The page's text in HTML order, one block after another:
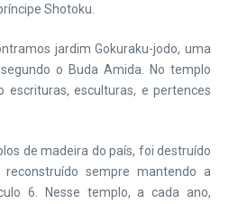
Shotoku.
jardim Gokuraku-jodo, uma
o Buda Amida. No templo
esculturas, e pertences
de madeira do país, foi destruído
sempre mantendo a
6. Nesse templo, a cada ano,